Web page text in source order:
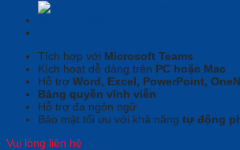
Tích hợp với Microsoft Teams
Kích hoạt dễ dàng trên PC hoặc Mac
Hỗ trợ Word, Excel, PowerPoint,
Bảng quyền vĩnh viễn
Hỗ trợ đa ngôn ngữ
Bảo mật tối ưu với khả năng tự động
Vui lòng liên hệ